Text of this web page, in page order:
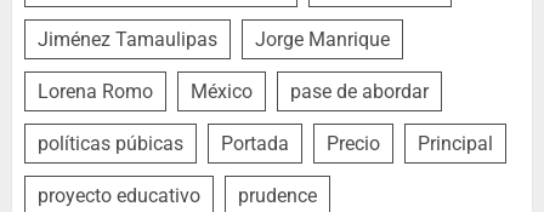
Jiménez Tamaulipas Jorge Manrique
Lorena Romo México pase de abordar
políticas púbicas Portada Precio Principal
proyecto educativo prudence